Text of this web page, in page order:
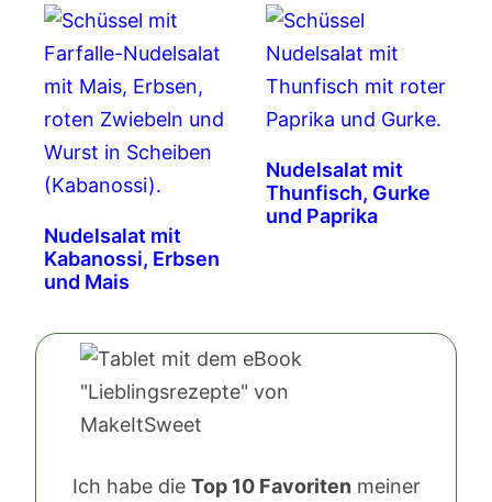
Nudelsalat mit
Kabanossi, Erbsen
und Mais
Nudelsalat mit
Thunfisch, Gurke
und Paprika
Ich habe die Top 10 Favoriten meiner